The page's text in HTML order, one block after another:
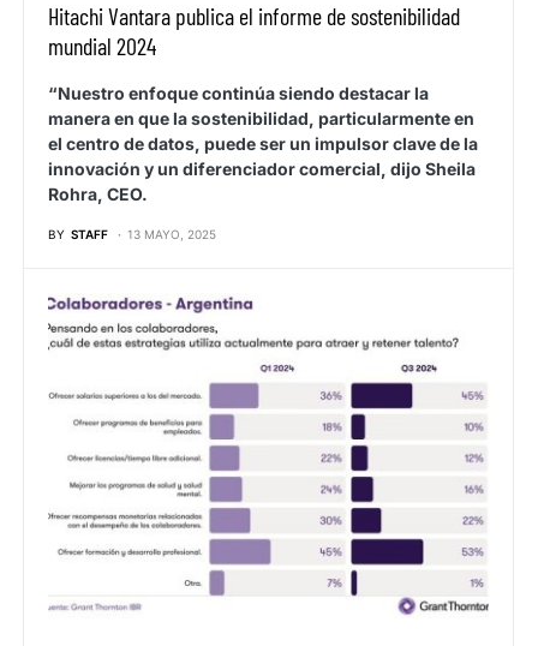
Hitachi Vantara publica el informe de sostenibilidad
mundial 2024
“Nuestro enfoque continúa siendo destacar la
manera en que la sostenibilidad, particularmente en
el centro de datos, puede ser un impulsor clave de la
innovación y un diferenciador comercial, dijo Sheila
Rohra, CEO.
BY STAFF 13 MAYO, 2025